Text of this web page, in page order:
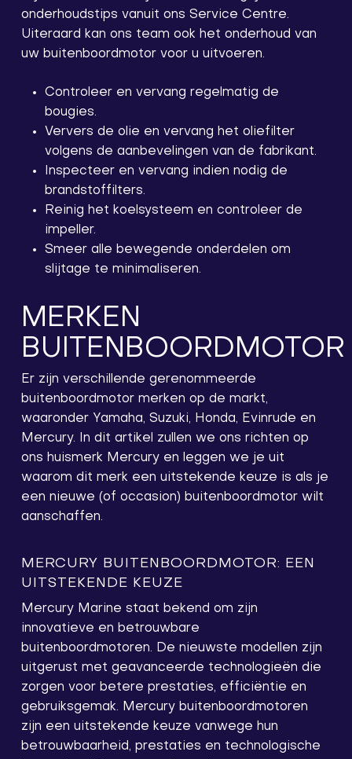
onderhoudstips vanuit ons Service Centre.
Uiteraard kan ons team ook het onderhoud van
uw buitenboordmotor voor u uitvoeren.
Controleer en vervang regelmatig de
bougies.
Ververs de olie en vervang het oliefilter
volgens de aanbevelingen van de fabrikant.
Inspecteer en vervang indien nodig de
brandstoffilters.
Reinig het koelsysteem en controleer de
impeller.
Smeer alle bewegende onderdelen om
slijtage te minimaliseren.
MERKEN
BUITENBOORDMOTOR
Er zijn verschillende gerenommeerde
buitenboordmotor merken op de markt,
waaronder Yamaha, Suzuki, Honda, Evinrude en
Mercury. In dit artikel zullen we ons richten op
ons huismerk Mercury en leggen we je uit
waarom dit merk een uitstekende keuze is als je
een nieuwe (of occasion) buitenboordmotor wilt
aanschaffen.
MERCURY BUITENBOORDMOTOR: EEN
UITSTEKENDE KEUZE
Mercury Marine staat bekend om zijn
innovatieve en betrouwbare
buitenboordmotoren. De nieuwste modellen zijn
uitgerust met geavanceerde technologieën die
zorgen voor betere prestaties, efficiëntie en
gebruiksgemak. Mercury buitenboordmotoren
zijn een uitstekende keuze vanwege hun
betrouwbaarheid, prestaties en technologische